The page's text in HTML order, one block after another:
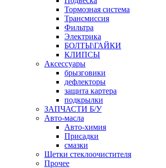
Тормозная система
Трансмиссия
Фильтра
Электрика
БОЛТЫ\ГАЙКИ
КЛИПСЫ
Аксессуары
брызговики
дефлекторы
защита картера
подкрылки
ЗАПЧАСТИ Б/У
Авто-масла
Авто-химия
Присадки
смазки
Щетки стеклоочистителя
Прочее